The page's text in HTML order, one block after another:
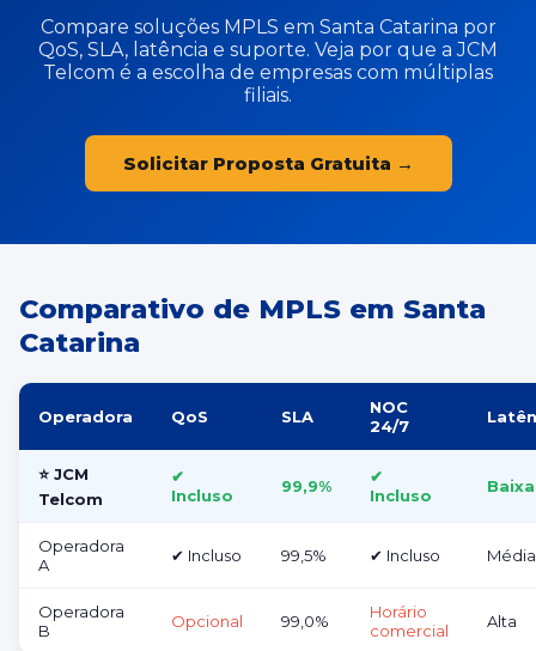
Compare soluções MPLS em Santa Catarina por
QoS, SLA, latência e suporte. Veja por que a JCM
Telcom é a escolha de empresas com múltiplas
filiais.
Solicitar Proposta Gratuita →
Comparativo de MPLS em Santa
Catarina
Operadora QoS SLA
NOC
24/7
⭐ JCM
Telcom
✔
Incluso
99,9%
✔
Incluso
Baixa
Operadora
A
✔ Incluso 99,5% ✔ Incluso Média
Operadora
B
Opcional 99,0%
Horário
comercial
Alta